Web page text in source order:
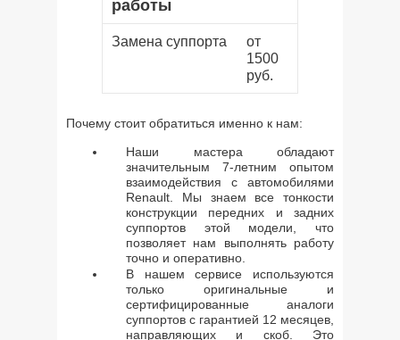
работы
Замена суппорта
от
1500
руб.
Почему стоит обратиться именно к нам:
Наши мастера обладают
значительным 7-летним опытом
взаимодействия с автомобилями
Renault. Мы знаем все тонкости
конструкции передних и задних
суппортов этой модели, что
позволяет нам выполнять работу
точно и оперативно.
В нашем сервисе используются
только оригинальные и
сертифицированные аналоги
суппортов с гарантией 12 месяцев,
направляющих и скоб. Это